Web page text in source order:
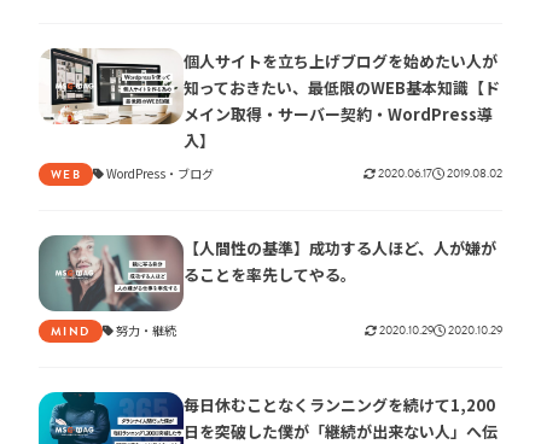
個人サイトを立ち上げブログを始めたい人が
知っておきたい、最低限のWEB基本知識【ド
メイン取得・サーバー契約・WordPress導
入】
WEB WordPress ブログ 2020.06.17 2019.08.02
【人間性の基準】成功する人ほど、人が嫌が
ることを率先してやる。
MIND 努力 継続 2020.10.29 2020.10.29
毎日休むことなくランニングを続けて1,200
日を突破した僕が「継続が出来ない人」へ伝